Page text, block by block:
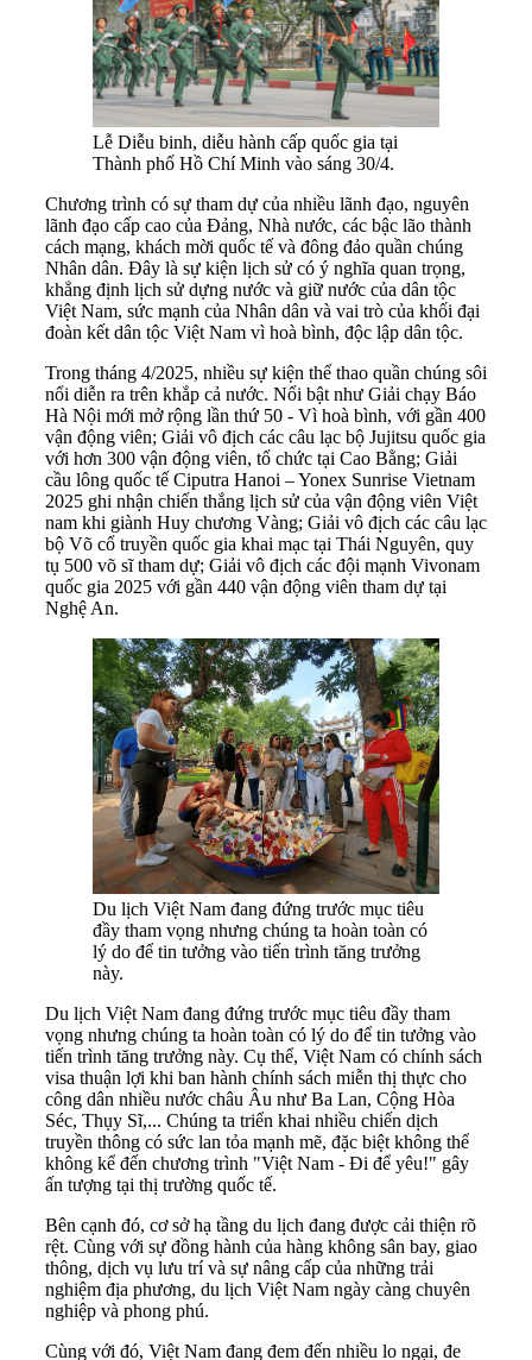
Lễ Diễu binh, diễu hành cấp quốc gia tại
Thành phố Hồ Chí Minh vào sáng 30/4.
Chương trình có sự tham dự của nhiều lãnh đạo, nguyên
lãnh đạo cấp cao của Đảng, Nhà nước, các bậc lão thành
cách mạng, khách mời quốc tế và đông đảo quần chúng
Nhân dân. Đây là sự kiện lịch sử có ý nghĩa quan trọng,
khẳng định lịch sử dựng nước và giữ nước của dân tộc
Việt Nam, sức mạnh của Nhân dân và vai trò của khối đại
đoàn kết dân tộc Việt Nam vì hoà bình, độc lập dân tộc.
Trong tháng 4/2025, nhiều sự kiện thể thao quần chúng sôi
nổi diễn ra trên khắp cả nước. Nổi bật như Giải chạy Báo
Hà Nội mới mở rộng lần thứ 50 - Vì hoà bình, với gần 400
vận động viên; Giải vô địch các câu lạc bộ Jujitsu quốc gia
với hơn 300 vận động viên, tổ chức tại Cao Bằng; Giải
cầu lông quốc tế Ciputra Hanoi – Yonex Sunrise Vietnam
2025 ghi nhận chiến thắng lịch sử của vận động viên Việt
nam khi giành Huy chương Vàng; Giải vô địch các câu lạc
bộ Võ cổ truyền quốc gia khai mạc tại Thái Nguyên, quy
tụ 500 võ sĩ tham dự; Giải vô địch các đội mạnh Vivonam
quốc gia 2025 với gần 440 vận động viên tham dự tại
Nghệ An.
Du lịch Việt Nam đang đứng trước mục tiêu
đầy tham vọng nhưng chúng ta hoàn toàn có
lý do để tin tưởng vào tiến trình tăng trưởng
này.
Du lịch Việt Nam đang đứng trước mục tiêu đầy tham
vọng nhưng chúng ta hoàn toàn có lý do để tin tưởng vào
tiến trình tăng trưởng này. Cụ thể, Việt Nam có chính sách
visa thuận lợi khi ban hành chính sách miễn thị thực cho
công dân nhiều nước châu Âu như Ba Lan, Cộng Hòa
Séc, Thụy Sĩ,... Chúng ta triển khai nhiều chiến dịch
truyền thông có sức lan tỏa mạnh mẽ, đặc biệt không thể
không kể đến chương trình "Việt Nam - Đi để yêu!" gây
ấn tượng tại thị trường quốc tế.
Bên cạnh đó, cơ sở hạ tầng du lịch đang được cải thiện rõ
rệt. Cùng với sự đồng hành của hàng không sân bay, giao
thông, dịch vụ lưu trí và sự nâng cấp của những trải
nghiệm địa phương, du lịch Việt Nam ngày càng chuyên
nghiệp và phong phú.
Cùng với đó, Việt Nam đang đem đến nhiều lo ngại, đe